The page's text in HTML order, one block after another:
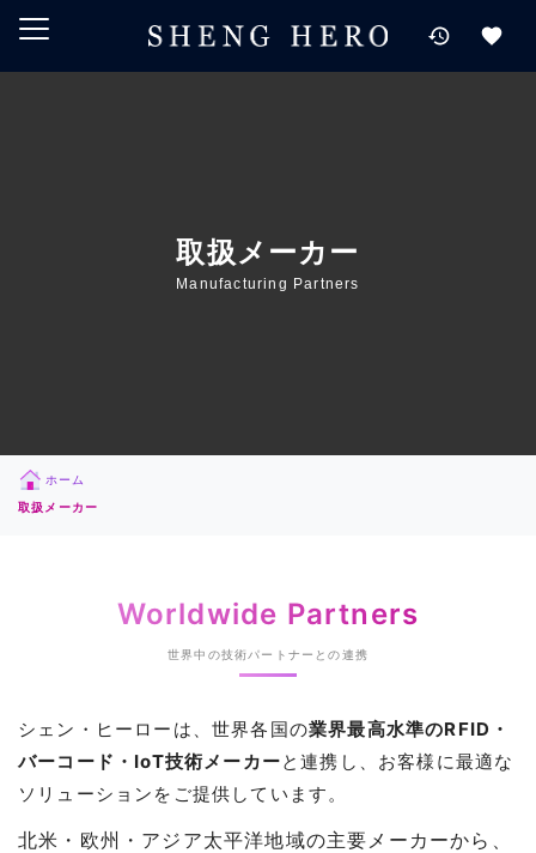
メインコンテンツにスキップ
取扱メーカー
Manufacturing Partners
ホーム
取扱メーカー
Worldwide Partners
世界中の技術パートナーとの連携
シェン・ヒーローは、世界各国の業界最高水準のRFID・
バーコード・IoT技術メーカーと連携し、お客様に最適な
ソリューションをご提供しています。
北米・欧州・アジア太平洋地域の主要メーカーから、